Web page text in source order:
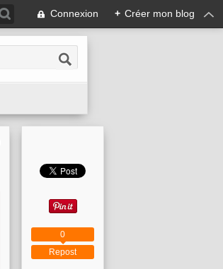
Connexion + Créer mon blog
Repost
0